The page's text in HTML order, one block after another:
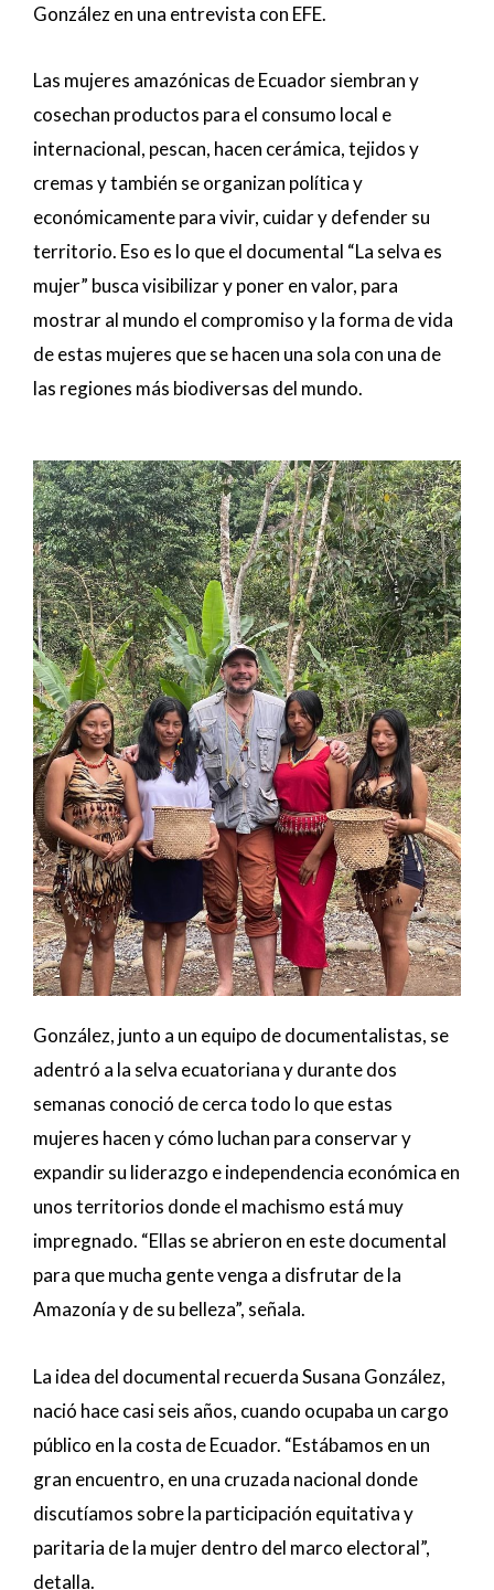
González en una entrevista con EFE.
Las mujeres amazónicas de Ecuador siembran y
cosechan productos para el consumo local e
internacional, pescan, hacen cerámica, tejidos y
cremas y también se organizan política y
económicamente para vivir, cuidar y defender su
territorio. Eso es lo que el documental “La selva es
mujer” busca visibilizar y poner en valor, para
mostrar al mundo el compromiso y la forma de vida
de estas mujeres que se hacen una sola con una de
las regiones más biodiversas del mundo.
González, junto a un equipo de documentalistas, se
adentró a la selva ecuatoriana y durante dos
semanas conoció de cerca todo lo que estas
mujeres hacen y cómo luchan para conservar y
expandir su liderazgo e independencia económica en
unos territorios donde el machismo está muy
impregnado. “Ellas se abrieron en este documental
para que mucha gente venga a disfrutar de la
Amazonía y de su belleza”, señala.
La idea del documental recuerda Susana González,
nació hace casi seis años, cuando ocupaba un cargo
público en la costa de Ecuador. “Estábamos en un
gran encuentro, en una cruzada nacional donde
discutíamos sobre la participación equitativa y
paritaria de la mujer dentro del marco electoral”,
detalla.